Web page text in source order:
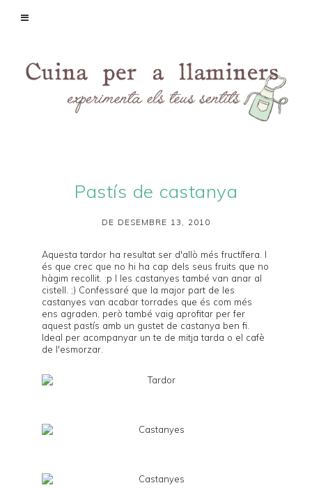
Pastís de castanya
DE DESEMBRE 13, 2010
Aquesta tardor ha resultat ser d'allò més fructífera. I
és que crec que no hi ha cap dels seus fruits que no
hàgim recollit. :p I les castanyes també van anar al
cistell. ;) Confessaré que la major part de les
castanyes van acabar torrades que és com més
ens agraden, però també vaig aprofitar per fer
aquest pastís amb un gustet de castanya ben fi.
Ideal per acompanyar un te de mitja tarda o el cafè
de l'esmorzar.